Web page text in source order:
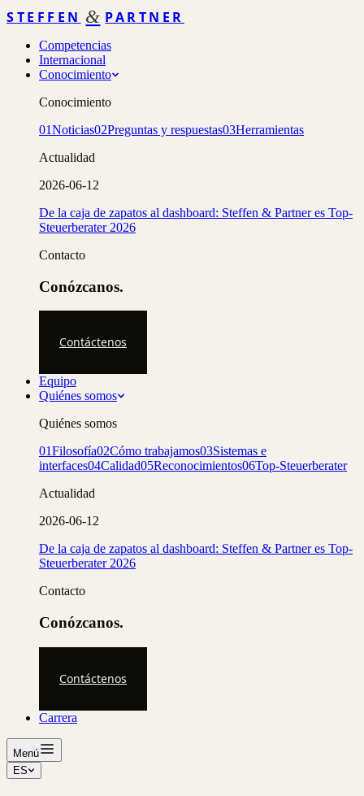
STEFFEN & PARTNER
Competencias
Internacional
Conocimiento
Conocimiento
01Noticias02Preguntas y respuestas03Herramientas
Actualidad
2026-06-12
De la caja de zapatos al dashboard: Steffen & Partner es Top-
Steuerberater 2026
Contacto
Conózcanos.
Contáctenos
Equipo
Quiénes somos
Quiénes somos
01Filosofía02Cómo trabajamos03Sistemas e
interfaces04Calidad05Reconocimientos06Top-Steuerberater
Actualidad
2026-06-12
De la caja de zapatos al dashboard: Steffen & Partner es Top-
Steuerberater 2026
Contacto
Conózcanos.
Contáctenos
Carrera
Menú
ES